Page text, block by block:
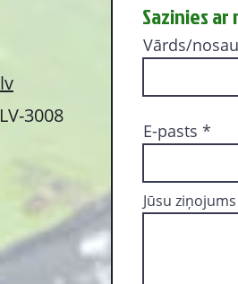
3008
Sazinies ar
Vārds/
E-pasts
Jūsu ziņojums